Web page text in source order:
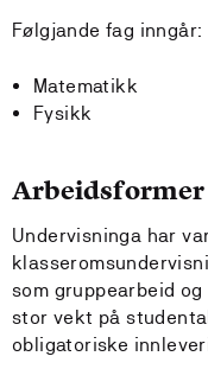
Følgjande fag inngår:
Matematikk
Fysikk
Arbeidsformer
Undervisninga har
som gruppearbeid
stor vekt på
obligatoriske